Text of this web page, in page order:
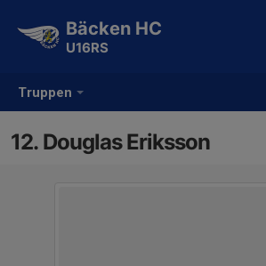
Truppen
Bäcken HC
U16RS
12. Douglas Eriksson